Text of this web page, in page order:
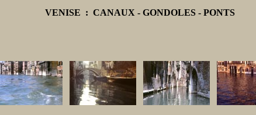
VENISE : CANAUX - GONDOLES - PONTS